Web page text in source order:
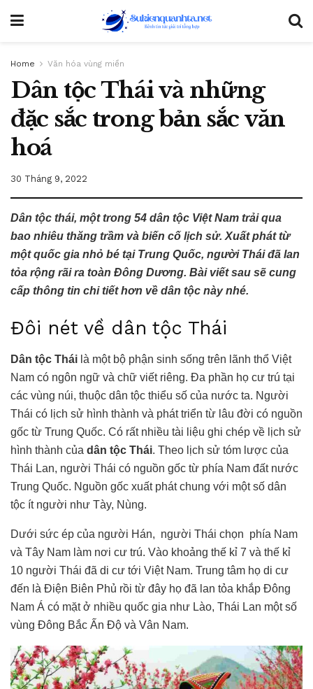
Home Văn hóa vùng miền
Dân tộc Thái và những
đặc sắc trong bản sắc văn
hoá
30 Tháng 9, 2022
Dân tộc thái, một trong 54 dân tộc Việt Nam trải qua
bao nhiêu thăng trầm và biến cố lịch sử. Xuất phát từ
một quốc gia nhỏ bé tại Trung Quốc, người Thái đã lan
tỏa rộng rãi ra toàn Đông Dương. Bài viết sau sẽ cung
cấp thông tin chi tiết hơn về dân tộc này nhé.
Đôi nét về dân tộc Thái
Dân tộc Thái là một bộ phận sinh sống trên lãnh thổ Việt
Nam có ngôn ngữ và chữ viết riêng. Đa phần họ cư trú tại
các vùng núi, thuộc dân tộc thiểu số của nước ta. Người
Thái có lịch sử hình thành và phát triển từ lâu đời có nguồn
gốc từ Trung Quốc. Có rất nhiều tài liệu ghi chép về lịch sử
hình thành của dân tộc Thái. Theo lịch sử tóm lược của
Thái Lan, người Thái có nguồn gốc từ phía Nam đất nước
Trung Quốc. Nguồn gốc xuất phát chung với một số dân
tộc ít người như Tày, Nùng.
Dưới sức ép của người Hán, người Thái chọn phía Nam
và Tây Nam làm nơi cư trú. Vào khoảng thế kỉ 7 và thế kỉ
10 người Thái đã di cư tới Việt Nam. Trung tâm họ di cư
đến là Điện Biên Phủ rồi từ đây họ đã lan tỏa khắp Đông
Nam Á có mặt ở nhiều quốc gia như Lào, Thái Lan một số
vùng Đông Bắc Ấn Độ và Vân Nam.